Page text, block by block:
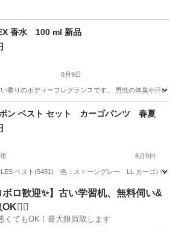
VORTEX 香水 100 ml 新品
8月9日
香りのボディーフレグランスです。 男性の体臭や汗
その他 番長
ン ベスト セット カーゴパンツ 春夏
8月9日
ベスト(5481) 色：ストーングレー LL カーゴパン
ンツ
ボロ歓迎✨】古い学習机、無料伺い&
くてもOK！最大限買取します